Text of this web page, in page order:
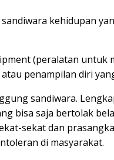
kehidupan
(peralatan
penampilan diri
sandiwara.
bisa saja bertolak
sekat dan
di masyarakat.